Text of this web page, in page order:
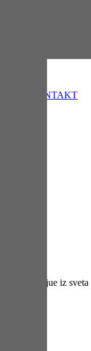
KONTAKT
i intervjue iz